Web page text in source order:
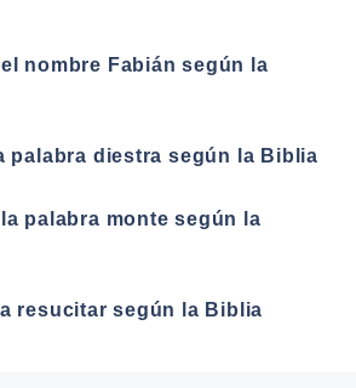
nombre Fabián según la
palabra diestra según la Biblia
palabra monte según la
resucitar según la Biblia